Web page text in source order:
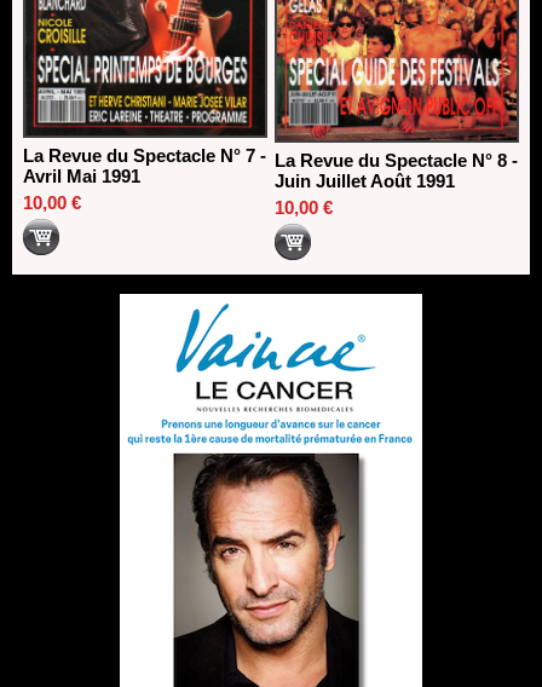
La Revue du Spectacle N° 7 -
Avril Mai 1991
10,00 €
La Revue du Spectacle N° 8 -
Juin Juillet Août 1991
10,00 €